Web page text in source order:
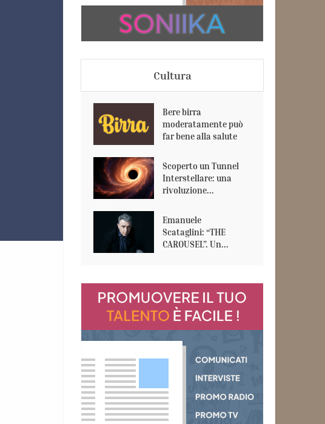
Cultura
Bere birra
moderatamente può
far bene alla salute
Scoperto un Tunnel
Interstellare: una
rivoluzione...
Emanuele
Scataglini: “THE
CAROUSEL”. Un...